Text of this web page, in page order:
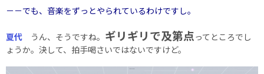
－－でも、音楽をずっとやられているわけですし。
夏代 うん、そうですね。 ギリギリで及第点ってところでし
ょうか。決して、拍手喝さいではないですけど。